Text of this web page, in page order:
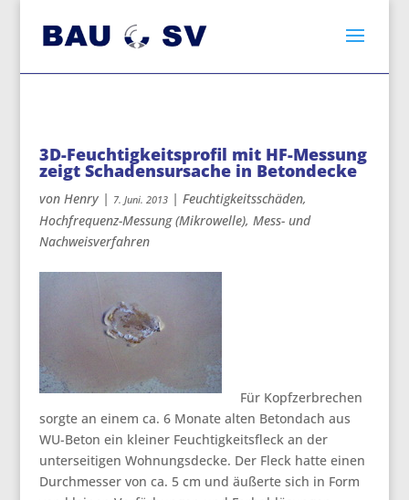
3D-Feuchtigkeitsprofil mit HF-Messung
zeigt Schadensursache in Betondecke
von Henry| 7. Juni. 2013| Feuchtigkeitsschäden,
Hochfrequenz-Messung (Mikrowelle), Mess- und
Nachweisverfahren
Für Kopfzerbrechen
sorgte an einem ca. 6 Monate alten Betondach aus
WU-Beton ein kleiner Feuchtigkeitsfleck an der
unterseitigen Wohnungsdecke. Der Fleck hatte einen
Durchmesser von ca. 5 cm und äußerte sich in Form